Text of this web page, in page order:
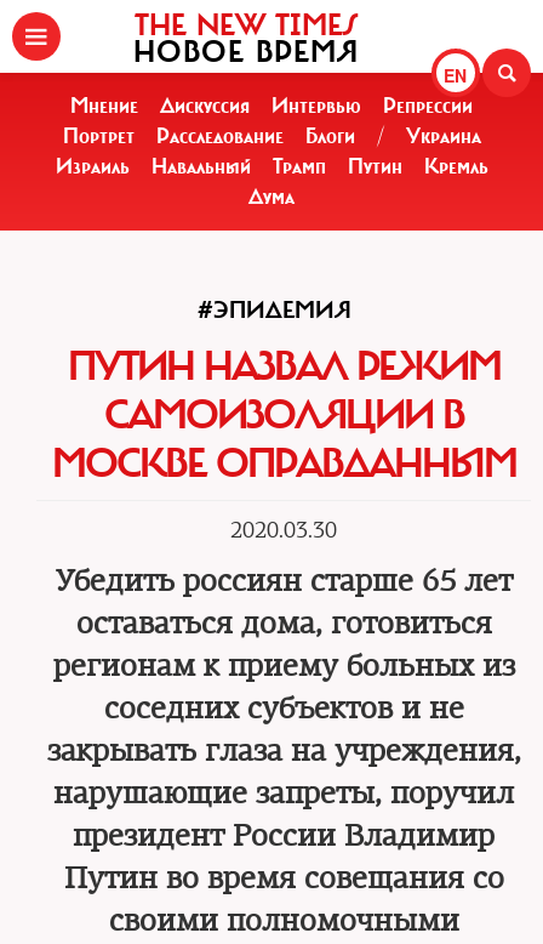
EN
THE NEW TIMES
НОВОЕ ВРЕМЯ
Мнение Дискуссия Интервью
Репрессии
Портрет
Расследование Блоги /
Украина
Израиль
Навальный Трамп Путин
Кремль
Дума
#ЭПИДЕМИЯ
ПУТИН НАЗВАЛ РЕЖИМ
САМОИЗОЛЯЦИИ В
МОСКВЕ ОПРАВДАННЫМ
2020.03.30
Убедить россиян старше 65 лет
оставаться дома, готовиться
регионам к приему больных из
соседних субъектов и не
закрывать глаза на учреждения,
нарушающие запреты, поручил
президент России Владимир
Путин во время совещания со
своими полномочными